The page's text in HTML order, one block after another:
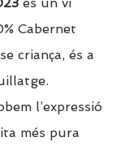
Cabernet
criança, és a
l’expressió
més pura